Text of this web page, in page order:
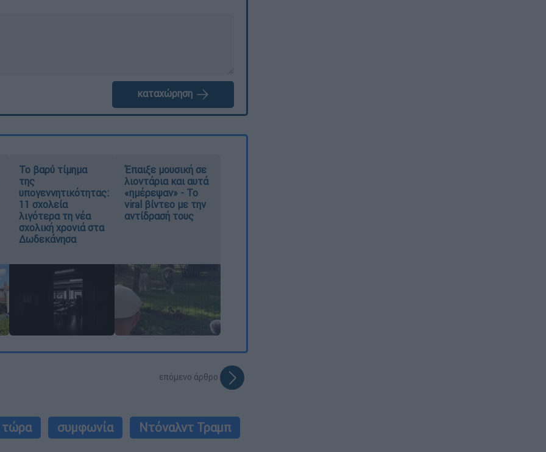
καταχώρηση
Το βαρύ τίμημα
της
υπογεννητικότητας:
11 σχολεία
λιγότερα τη νέα
σχολική χρονιά στα
Δωδεκάνησα
Έπαιξε μουσική σε
λιοντάρια και αυτά
«ημέρεψαν» - Το
viral βίντεο με την
αντίδρασή τους
επόμενο άρθρο
τώρα συμφωνία Ντόναλντ Τραμπ